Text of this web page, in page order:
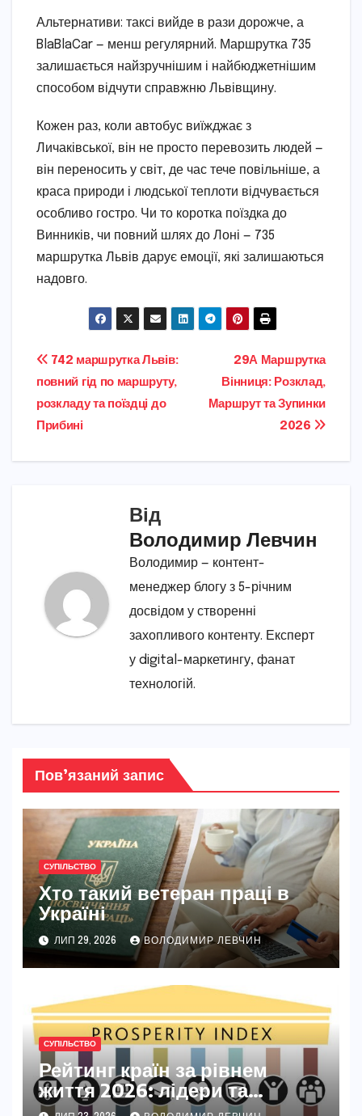
Альтернативи: таксі вийде в рази дорожче, а
BlaBlaCar — менш регулярний. Маршрутка 735
залишається найзручнішим і найбюджетнішим
способом відчути справжню Львівщину.
Кожен раз, коли автобус виїжджає з
Личаківської, він не просто перевозить людей —
він переносить у світ, де час тече повільніше, а
краса природи і людської теплоти відчувається
особливо гостро. Чи то коротка поїздка до
Винників, чи повний шлях до Лоні — 735
маршрутка Львів дарує емоції, які залишаються
надовго.
Навігація
записів
29А Маршрутка
Вінниця: Розклад,
Маршрут та Зупинки
2026
742 маршрутка Львів:
повний гід по маршруту,
розкладу та поїздці до
Прибині
Від
Володимир Левчин
Володимир — контент-
менеджер блогу з 5-річним
досвідом у створенні
захопливого контенту. Експерт
у digital-маркетингу, фанат
технологій.
Пов’язаний запис
СУПІЛЬСТВО
Хто такий ветеран праці в
Україні
ЛИП 29, 2026 ВОЛОДИМИР ЛЕВЧИН
СУПІЛЬСТВО
Рейтинг країн за рівнем
життя 2026: лідери та
секрети їхнього успіху